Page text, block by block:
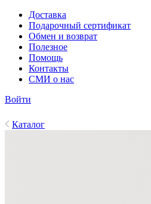
Доставка
Подарочный сертификат
Обмен и возврат
Полезное
Помощь
Контакты
СМИ о нас
Войти
Каталог